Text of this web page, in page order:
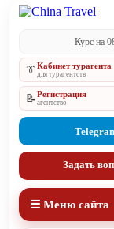
Курс на
👔Кабинет турагента
для турагентств
📝Регистрация
агентство
Задать
☰ Меню сайта